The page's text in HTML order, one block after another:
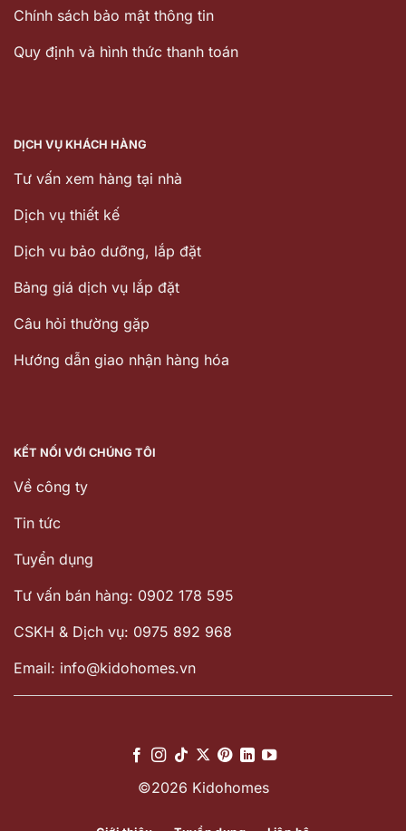
Chính sách bảo mật thông tin
Quy định và hình thức thanh toán
DỊCH VỤ KHÁCH HÀNG
Tư vấn xem hàng tại nhà
Dịch vụ thiết kế
Dịch vu bảo dưỡng, lắp đặt
Bảng giá dịch vụ lắp đặt
Câu hỏi thường gặp
Hướng dẫn giao nhận hàng hóa
KẾT NỐI VỚI CHÚNG TÔI
Về công ty
Tin tức
Tuyển dụng
Tư vấn bán hàng: 0902 178 595
CSKH & Dịch vụ: 0975 892 968
Email: info@kidohomes.vn
©2026 Kidohomes